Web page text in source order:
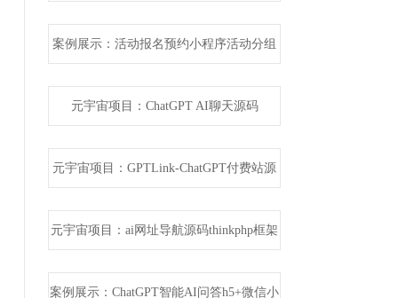
案例展示：活动报名预约小程序活动分组
元宇宙项目：ChatGPT AI聊天源码
元宇宙项目：GPTLink-ChatGPT付费站源
元宇宙项目：ai网址导航源码thinkphp框架
案例展示：ChatGPT智能AI问答h5+微信小